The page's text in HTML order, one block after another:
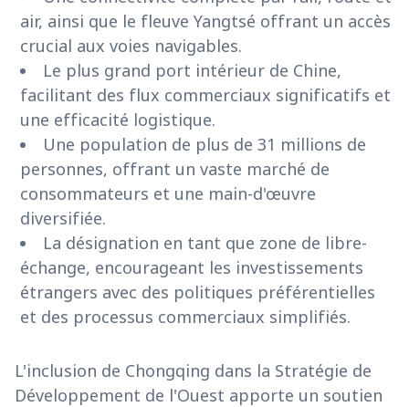
air, ainsi que le fleuve Yangtsé offrant un accès
crucial aux voies navigables.
Le plus grand port intérieur de Chine,
facilitant des flux commerciaux significatifs et
une efficacité logistique.
Une population de plus de 31 millions de
personnes, offrant un vaste marché de
consommateurs et une main-d'œuvre
diversifiée.
La désignation en tant que zone de libre-
échange, encourageant les investissements
étrangers avec des politiques préférentielles
et des processus commerciaux simplifiés.
L'inclusion de Chongqing dans la Stratégie de
Développement de l'Ouest apporte un soutien